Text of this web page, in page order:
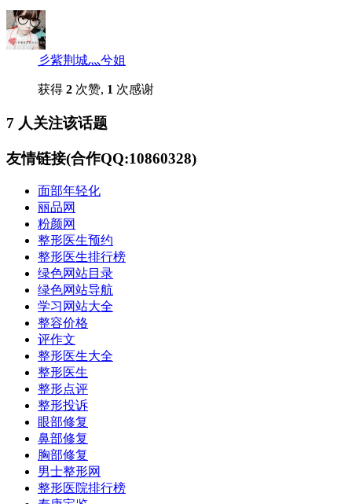
彡紫荆城灬兮姐
获得 2 次赞, 1 次感谢
7 人关注该话题
友情链接(合作QQ:10860328)
面部年轻化
丽品网
粉颜网
整形医生预约
整形医生排行榜
绿色网站目录
绿色网站导航
学习网站大全
整容价格
评作文
整形医生大全
整形医生
整形点评
整形投诉
眼部修复
鼻部修复
胸部修复
男士整形网
整形医院排行榜